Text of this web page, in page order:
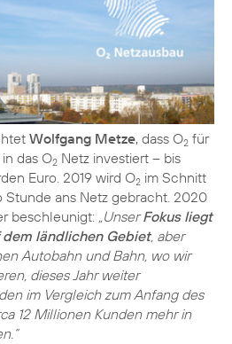
Wolfgang Metze, dass O2 für
das O2 Netz investiert – bis
Euro. 2019 wird O2 im Schnitt
ans Netz gebracht. 2020
beschleunigt: „UnserFokus liegt
dem ländlichen Gebiet, aber
Autobahn und Bahn, wo wir
dieses Jahr weiter
im Vergleich zum Anfang des
12 Millionen Kunden mehr in